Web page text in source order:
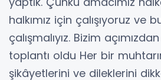
halkımız için çalışıyoruz ve
çalışmalıyız. Bizim
toplantı oldu Her bir
şikâyetlerini ve dileklerini